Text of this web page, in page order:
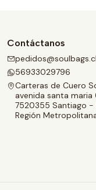
Contáctanos
pedidos@soulbags.cl
56933029796
Carteras de Cuero
avenida santa maria
7520355 Santiago -
Región